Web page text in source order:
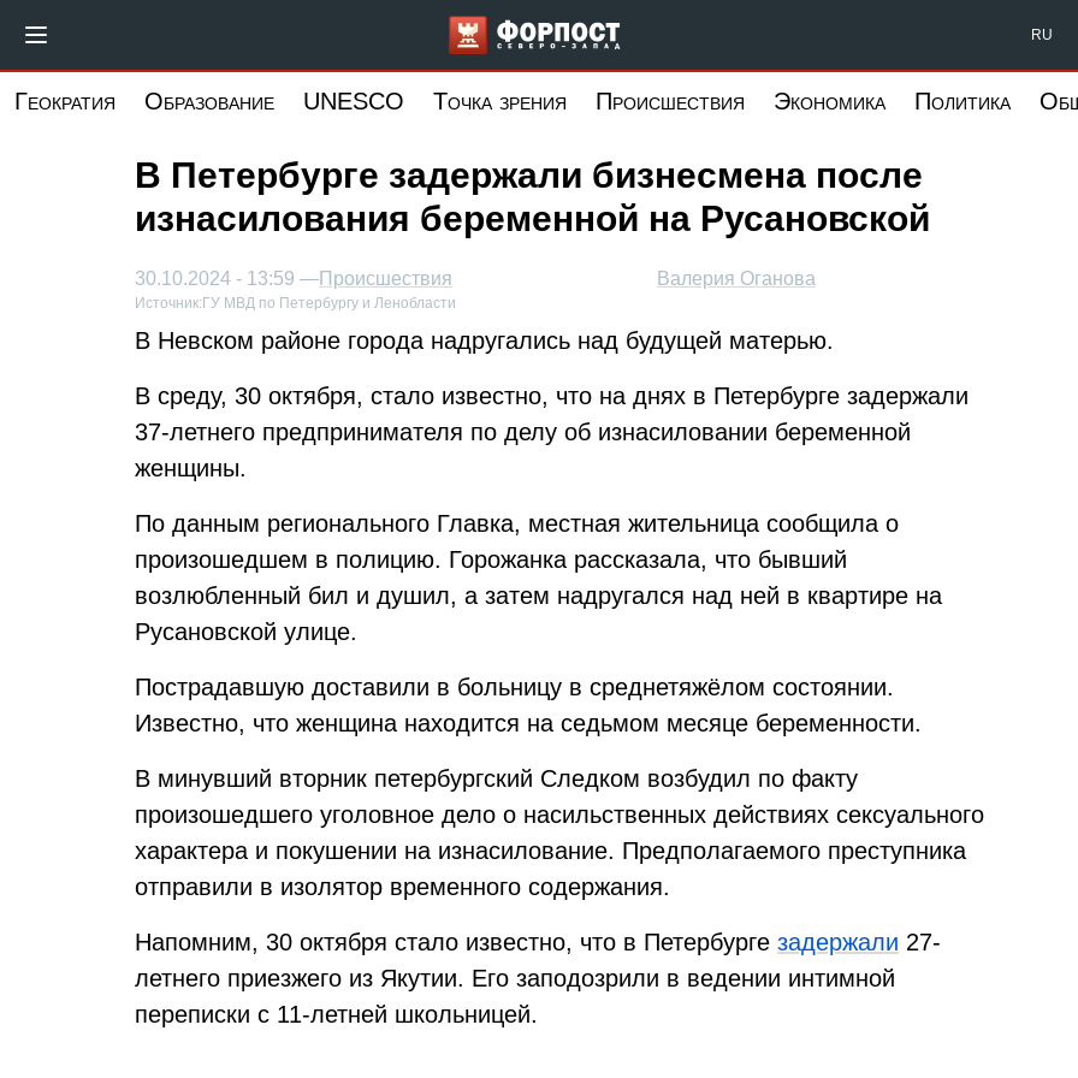
основному
Форпост Северо-Запад RU
Геократия Образование UNESCO Точка зрения Происшествия Экономика Политика
В Петербурге задержали бизнесмена после
изнасилования беременной на Русановской
Валерия Оганова
30.10.2024 - 13:59 —Происшествия
Источник: ГУ МВД по Петербургу и Ленобласти
В Невском районе города надругались над будущей матерью.
В среду, 30 октября, стало известно, что на днях в Петербурге задержали
37-летнего предпринимателя по делу об изнасиловании беременной
женщины.
По данным регионального Главка, местная жительница сообщила о
произошедшем в полицию. Горожанка рассказала, что бывший
возлюбленный бил и душил, а затем надругался над ней в квартире на
Русановской улице.
Пострадавшую доставили в больницу в среднетяжёлом состоянии.
Известно, что женщина находится на седьмом месяце беременности.
В минувший вторник петербургский Следком возбудил по факту
произошедшего уголовное дело о насильственных действиях сексуального
характера и покушении на изнасилование. Предполагаемого преступника
отправили в изолятор временного содержания.
Напомним, 30 октября стало известно, что в Петербурге задержали 27-
летнего приезжего из Якутии. Его заподозрили в ведении интимной
переписки с 11-летней школьницей.